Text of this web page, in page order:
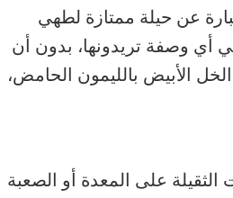
عن حيلة ممتازة لطهي
في أي وصفة تريدونها، بدون أن
الأبيض بالليمون الحامض،
على المعدة أو الصعبة